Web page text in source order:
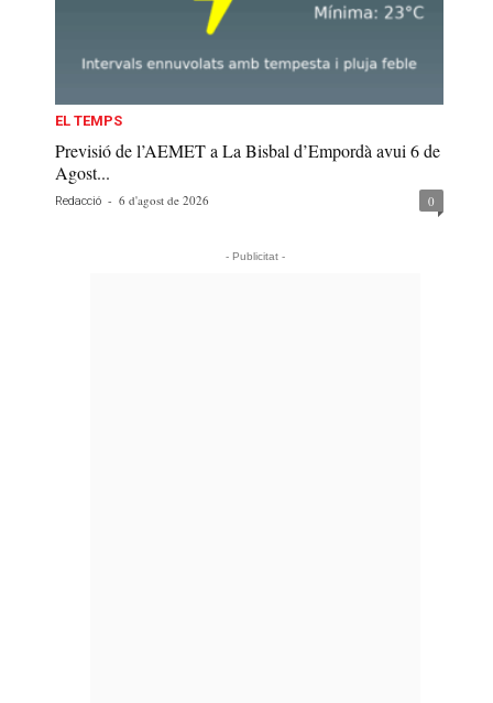
EL TEMPS
Previsió de l’AEMET a La Bisbal d’Empordà avui 6 de
Agost...
Redacció - 6 d'agost de 2026 0
- Publicitat -